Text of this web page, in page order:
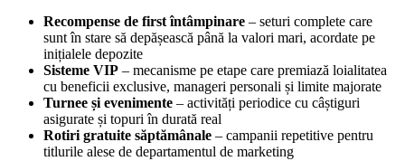
Recompense de first întâmpinare – seturi complete care
sunt în stare să depășească până la valori mari, acordate pe
inițialele depozite
Sisteme VIP – mecanisme pe etape care premiază loialitatea
cu beneficii exclusive, manageri personali și limite majorate
Turnee și evenimente – activități periodice cu câștiguri
asigurate și topuri în durată real
Rotiri gratuite săptămânale – campanii repetitive pentru
titlurile alese de departamentul de marketing